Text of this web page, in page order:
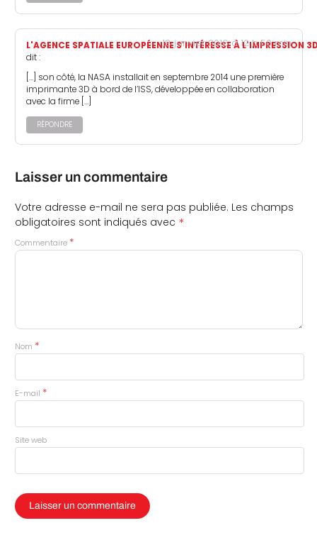
L'AGENCE SPATIALE EUROPÉENNE S'INTÉRESSE À L'IMPRESSION
dit :
18 janvier 2016 à 12 h 50 min
[…] son côté, la NASA installait en septembre 2014 une première
imprimante 3D à bord de l’ISS, développée en collaboration
avec la firme […]
RÉPONDRE
Laisser un commentaire
Votre adresse e-mail ne sera pas publiée. Les champs
obligatoires sont indiqués avec *
Commentaire *
Nom *
E-mail *
Site web